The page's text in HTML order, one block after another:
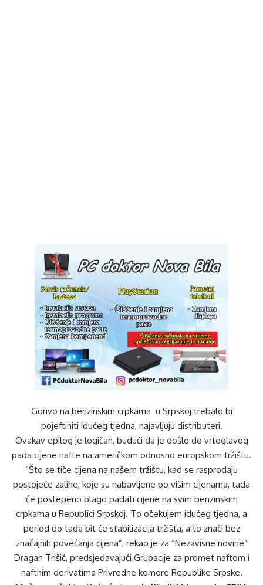
Gorivo na benzinskim crpkama u Srpskoj trebalo bi
pojeftiniti idućeg tjedna, najavljuju distributeri.
Ovakav epilog je logičan, budući da je došlo do vrtoglavog
pada cijene nafte na američkom odnosno europskom tržištu.
“Što se tiče cijena na našem tržištu, kad se rasprodaju
postojeće zalihe, koje su nabavljene po višim cijenama, tada
će postepeno blago padati cijene na svim benzinskim
crpkama u Republici Srpskoj. To očekujem idućeg tjedna, a
period do tada bit će stabilizacija tržišta, a to znači bez
značajnih povećanja cijena”, rekao je za “Nezavisne novine”
Dragan Trišić, predsjedavajući Grupacije za promet naftom i
naftnim derivatima Privredne komore Republike Srpske.